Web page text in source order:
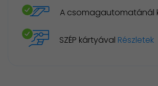
A csomagautomatánál
SZÉP kártyával Részletek